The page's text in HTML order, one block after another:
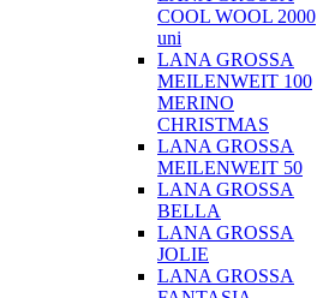
COOL WOOL 2000
uni
LANA GROSSA
MEILENWEIT 100
MERINO
CHRISTMAS
LANA GROSSA
MEILENWEIT 50
LANA GROSSA
BELLA
LANA GROSSA
JOLIE
LANA GROSSA